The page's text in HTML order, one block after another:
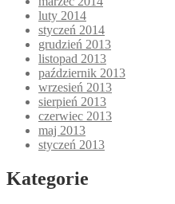
luty 2014
styczeń 2014
grudzień 2013
listopad 2013
październik 2013
wrzesień 2013
sierpień 2013
czerwiec 2013
maj 2013
styczeń 2013
Kategorie